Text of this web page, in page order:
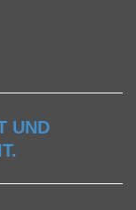
UND